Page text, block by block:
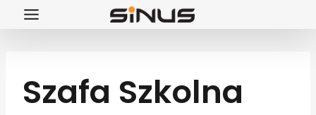
Przejdź
Szafa Szkolna